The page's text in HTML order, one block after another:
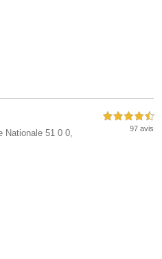
Nationale 51 0 0,
4,5 étoiles sur 5
97 avis